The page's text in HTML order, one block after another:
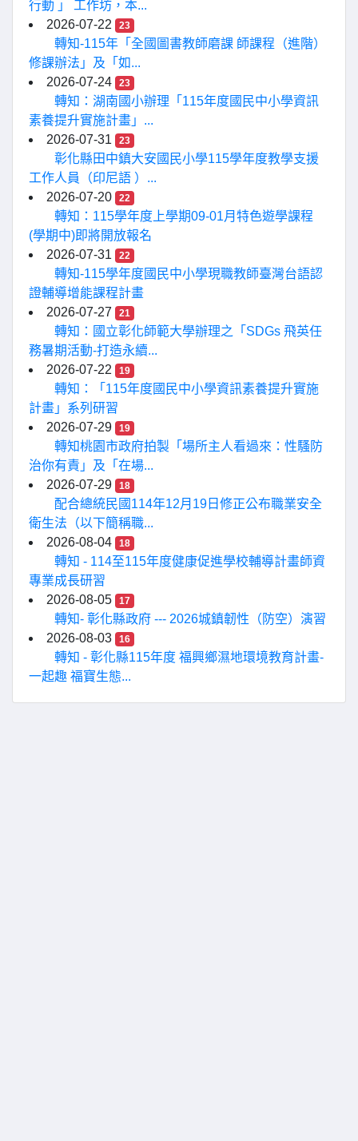
行動 」 工作坊，本...
2026-07-22
23
轉知-115年「全國圖書教師磨課 師課程（進階）
修課辦法」及「如...
2026-07-24
23
轉知：湖南國小辦理「115年度國民中小學資訊
素養提升實施計畫」...
2026-07-31
23
彰化縣田中鎮大安國民小學115學年度教學支援
工作人員（印尼語 ）...
2026-07-20
22
轉知：115學年度上學期09-01月特色遊學課程
(學期中)即將開放報名
2026-07-31
22
轉知-115學年度國民中小學現職教師臺灣台語認
證輔導增能課程計畫
2026-07-27
21
轉知：國立彰化師範大學辦理之「SDGs 飛英任
務暑期活動-打造永續...
2026-07-22
19
轉知：「115年度國民中小學資訊素養提升實施
計畫」系列研習
2026-07-29
19
轉知桃園市政府拍製「場所主人看過來：性騷防
治你有責」及「在場...
2026-07-29
18
配合總統民國114年12月19日修正公布職業安全
衛生法（以下簡稱職...
2026-08-04
18
轉知 - 114至115年度健康促進學校輔導計畫師資
專業成長研習
2026-08-05
17
轉知- 彰化縣政府 --- 2026城鎮韌性（防空）演習
2026-08-03
16
轉知 - 彰化縣115年度 福興鄉濕地環境教育計畫-
一起趣 福寶生態...